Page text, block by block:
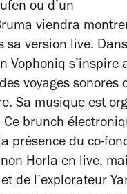
ou d’un
viendra
sa version live.
Vophoniq s’inspire
voyages sonores
Sa musique est
Ce brunch
présence du co-
Horla en live,
de l’explorateur